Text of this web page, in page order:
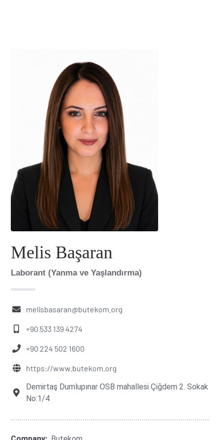
Melis Başaran
Laborant (Yanma ve Yaşlandırma)
melisbasaran@butekom.org
+90 533 139 4274
+90 224 502 1600
https://www.butekom.org
Demirtaş Dumlupınar OSB mahallesi Çiğdem 2. Sokak
No:1/4